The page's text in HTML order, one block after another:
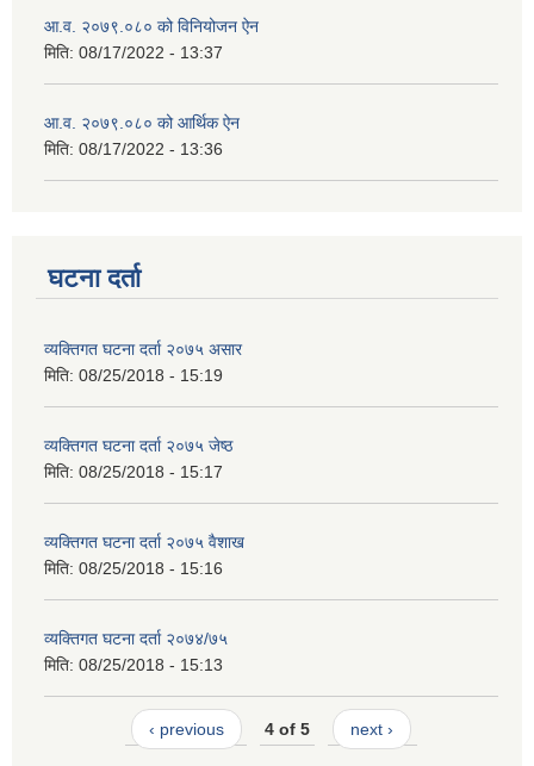
आ.व. २०७९.०८० को विनियोजन ऐन
मिति: 08/17/2022 - 13:37
आ.व. २०७९.०८० को आर्थिक ऐन
मिति: 08/17/2022 - 13:36
घटना दर्ता
व्यक्तिगत घटना दर्ता २०७५ असार
मिति: 08/25/2018 - 15:19
व्यक्तिगत घटना दर्ता २०७५ जेष्ठ
मिति: 08/25/2018 - 15:17
व्यक्तिगत घटना दर्ता २०७५ वैशाख
मिति: 08/25/2018 - 15:16
व्यक्तिगत घटना दर्ता २०७४/७५
मिति: 08/25/2018 - 15:13
‹ previous 4 of 5 next ›